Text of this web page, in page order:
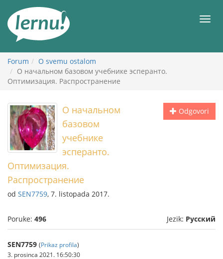
Meni
Forum
O svemu ostalom
О начальном базовом учебнике эсперанто.
Оптимизация. Распространение
Odgovori
О начальном
базовом
учебнике
эсперанто.
Оптимизация.
Распространение
od SEN7759, 7. listopada 2017.
Poruke: 496 Jezik: Русский
SEN7759 (Prikaz profila)
3. prosinca 2021. 16:50:30